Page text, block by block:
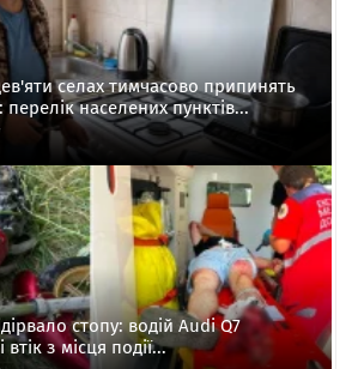
селах тимчасово припинять
перелік населених пунктів...
стопу: водій Audi Q7
з місця події...